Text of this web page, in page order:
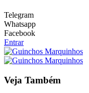
Telegram
Whatsapp
Facebook
Entrar
Veja Também